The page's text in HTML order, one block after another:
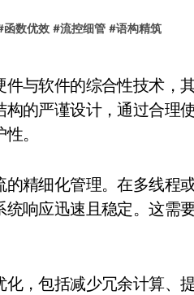
函数优效 #流控细管 #语构精筑
的严谨设计，通过合理
。
精细化管理。在多线程
响应迅速且稳定。这需
，包括减少冗余计算、